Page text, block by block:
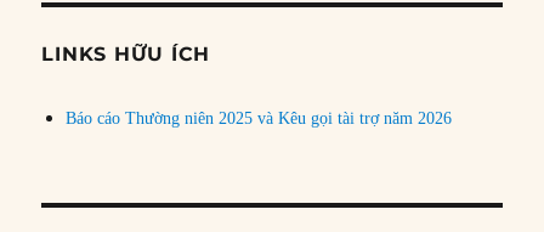
đề
LINKS HỮU ÍCH
Báo cáo Thường niên 2025 và Kêu gọi tài trợ năm 2026